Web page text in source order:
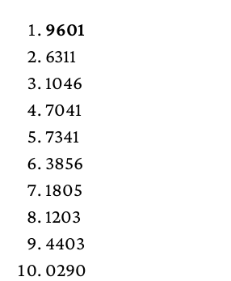
9601
6311
1046
7041
7341
3856
1805
1203
4403
0290